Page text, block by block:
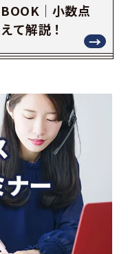
｜小数点
て解説！